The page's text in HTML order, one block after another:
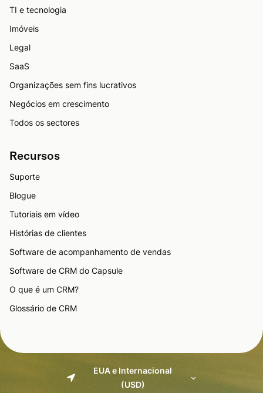
TI e tecnologia
Imóveis
Legal
SaaS
Organizações sem fins lucrativos
Negócios em crescimento
Todos os sectores
Recursos
Suporte
Blogue
Tutoriais em vídeo
Histórias de clientes
Software de acompanhamento de vendas
Software de CRM do Capsule
O que é um CRM?
Glossário de CRM
EUA e Internacional
(USD)